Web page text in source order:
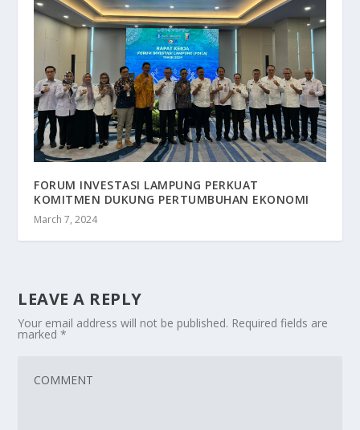
FORUM INVESTASI LAMPUNG PERKUAT
KOMITMEN DUKUNG PERTUMBUHAN EKONOMI
March 7, 2024
LEAVE A REPLY
Your email address will not be published. Required fields are
marked*